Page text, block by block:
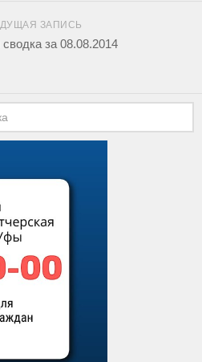
ЗАПИСЬ
за 08.08.2014